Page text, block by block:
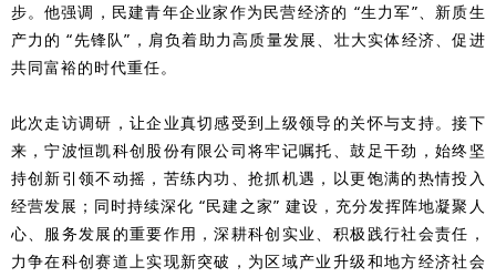
步。他强调，民建青年企业家作为民营经济的 “生力军”、新质生
产力的 “先锋队”，肩负着助力高质量发展、壮大实体经济、促进
共同富裕的时代重任。
此次走访调研，让企业真切感受到上级领导的关怀与支持。接下
来，宁波恒凯科创股份有限公司将牢记嘱托、鼓足干劲，始终坚
持创新引领不动摇，苦练内功、抢抓机遇，以更饱满的热情投入
经营发展；同时持续深化 “民建之家” 建设，充分发挥阵地凝聚人
心、服务发展的重要作用，深耕科创实业、积极践行社会责任，
力争在科创赛道上实现新突破，为区域产业升级和地方经济社会